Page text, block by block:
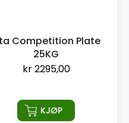
Competition Plate
25KG
kr2295,00
KJØP